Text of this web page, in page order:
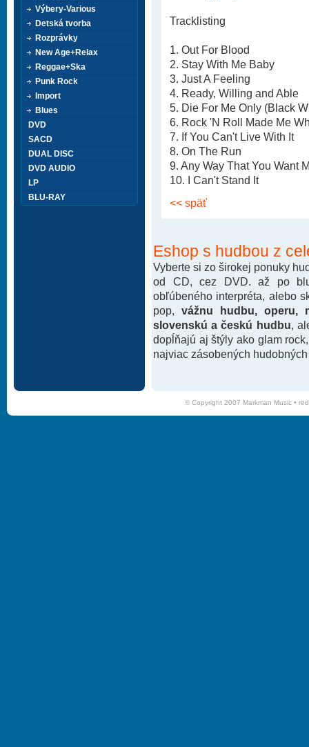
Tracklisting
1. Out For Blood
2. Stay With Me Baby
3. Just A Feeling
4. Ready, Willing and Able
5. Die For Me Only (Black
6. Rock 'N Roll Made Me
7. If You Can't Live With It
8. On The Run
9. Any Way That You Want
10. I Can't Stand It
<< späť
Eshop s hudbou z
Vyberte si zo širokej ponuky
od CD, cez DVD. až po
obľúbeného interpréta, alebo
pop, vážnu hudbu, operu,
slovenskú a českú hudbu ,
dopĺňajú aj štýly ako glam
najviac zásobených
Výbery-Various
Detská tvorba
Rozprávky
New Age+Relax
Reggae+Ska
Punk Rock
Import
Blues
DVD
SACD
DUAL DISC
DVD AUDIO
LP
BLU-RAY
© Copyright 2007 Markman Music •